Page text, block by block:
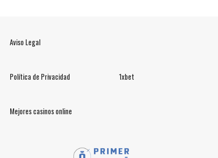
Aviso Legal
Política de Privacidad 1xbet
Mejores casinos online